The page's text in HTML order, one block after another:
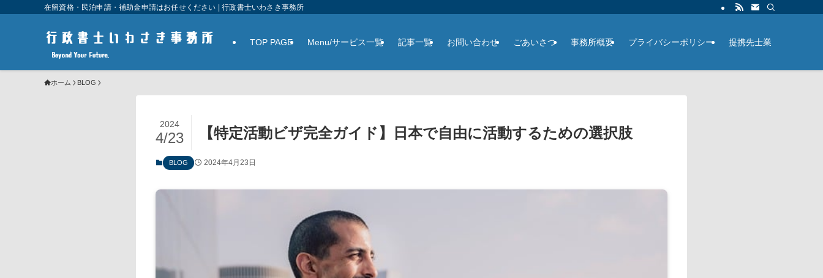
在留資格・民泊申請・補助金申請はお任せください | 行政書士いわさき事務所
TOP PAGE Menu/サービス一覧 記事一覧 お問い合わせ ごあいさつ 事務所概要 プライバシーポリシー 提携先士業
ホーム BLOG
【特定活動ビザ完全ガイド】日本で自由に活動するための選択肢
2024
4/23
BLOG 2024年4月23日